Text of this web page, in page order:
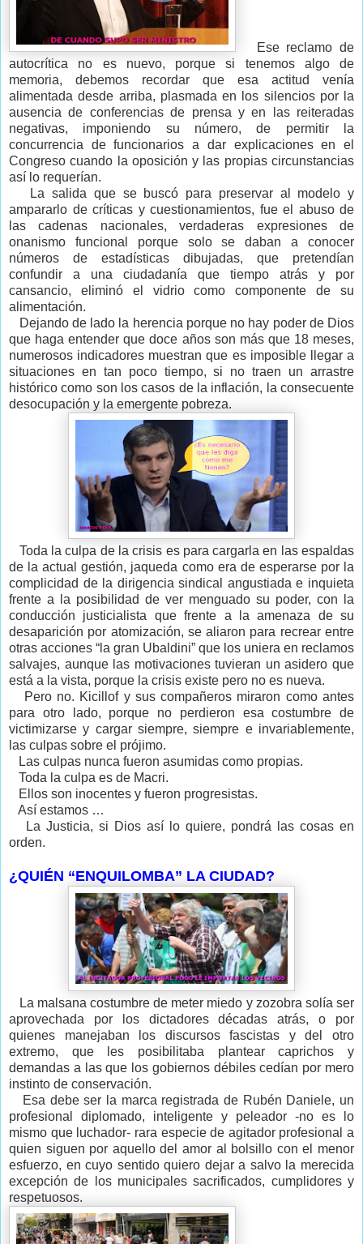
Ese reclamo de
autocrítica no es nuevo, porque si tenemos algo de
memoria, debemos recordar que esa actitud venía
alimentada desde arriba, plasmada en los silencios por la
ausencia de conferencias de prensa y en las reiteradas
negativas, imponiendo su número, de permitir la
concurrencia de funcionarios a dar explicaciones en el
Congreso cuando la oposición y las propias circunstancias
así lo requerían.
La salida que se buscó para preservar al modelo y
ampararlo de críticas y cuestionamientos, fue el abuso de
las cadenas nacionales, verdaderas expresiones de
onanismo funcional porque solo se daban a conocer
números de estadísticas dibujadas, que pretendían
confundir a una ciudadanía que tiempo atrás y por
cansancio, eliminó el vidrio como componente de su
alimentación.
Dejando de lado la herencia porque no hay poder de Dios
que haga entender que doce años son más que 18 meses,
numerosos indicadores muestran que es imposible llegar a
situaciones en tan poco tiempo, si no traen un arrastre
histórico como son los casos de la inflación, la consecuente
desocupación y la emergente pobreza.
Toda la culpa de la crisis es para cargarla en las espaldas
de la actual gestión, jaqueda como era de esperarse por la
complicidad de la dirigencia sindical angustiada e inquieta
frente a la posibilidad de ver menguado su poder, con la
conducción justicialista que frente a la amenaza de su
desaparición por atomización, se aliaron para recrear entre
otras acciones “la gran Ubaldini” que los uniera en reclamos
salvajes, aunque las motivaciones tuvieran un asidero que
está a la vista, porque la crisis existe pero no es nueva.
Pero no. Kicillof y sus compañeros miraron como antes
para otro lado, porque no perdieron esa costumbre de
victimizarse y cargar siempre, siempre e invariablemente,
las culpas sobre el prójimo.
Las culpas nunca fueron asumidas como propias.
Toda la culpa es de Macri.
Ellos son inocentes y fueron progresistas.
Así estamos …
La Justicia, si Dios así lo quiere, pondrá las cosas en
orden.
¿QUIÉN “ENQUILOMBA” LA CIUDAD?
La malsana costumbre de meter miedo y zozobra solía ser
aprovechada por los dictadores décadas atrás, o por
quienes manejaban los discursos fascistas y del otro
extremo, que les posibilitaba plantear caprichos y
demandas a las que los gobiernos débiles cedían por mero
instinto de conservación.
Esa debe ser la marca registrada de Rubén Daniele, un
profesional diplomado, inteligente y peleador -no es lo
mismo que luchador- rara especie de agitador profesional a
quien siguen por aquello del amor al bolsillo con el menor
esfuerzo, en cuyo sentido quiero dejar a salvo la merecida
excepción de los municipales sacrificados, cumplidores y
respetuosos.